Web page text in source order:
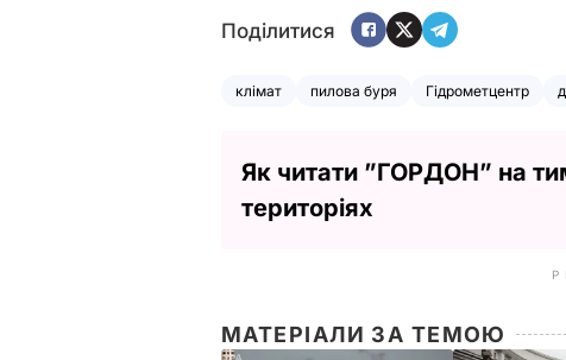
Поділитися
клімат пилова буря Гідрометцентр
Як читати ”ГОРДОН” на
територіях
МАТЕРІАЛИ ЗА ТЕМОЮ